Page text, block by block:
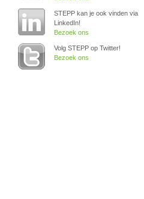
STEPP kan je ook vinden via
LinkedIn!
Bezoek ons
Volg STEPP op Twitter!
Bezoek ons